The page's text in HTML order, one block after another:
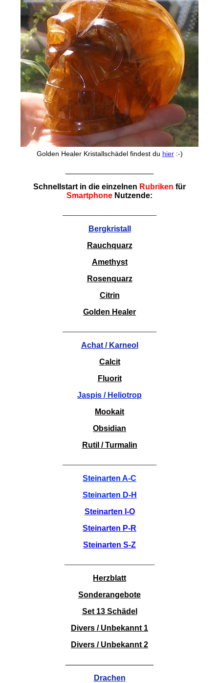
Golden Healer Kristallschädel findest du hier:-)
Schnellstart in die einzelnen Rubriken für
Smartphone Nutzende:
Bergkristall
Rauchquarz
Amethyst
Rosenquarz
Citrin
Golden Healer
Achat / Karneol
Calcit
Fluorit
Jaspis / Heliotrop
Mookait
Obsidian
Rutil / Turmalin
Steinarten A-C
Steinarten D-H
Steinarten I-O
Steinarten P-R
Steinarten S-Z
Herzblatt
Sonderangebote
Set 13 Schädel
Divers / Unbekannt 1
Divers / Unbekannt 2
Drachen